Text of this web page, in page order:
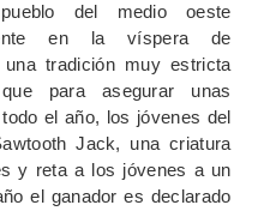
del medio oeste
en la víspera de
tradición muy estricta
para asegurar unas
el año, los jóvenes del
Jack, una criatura
y reta a los jóvenes a un
el ganador es declarado